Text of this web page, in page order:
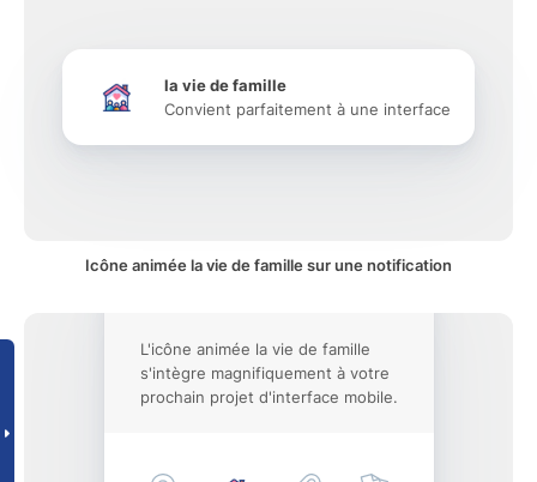
la vie de famille
Convient parfaitement à une interface
Icône animée la vie de famille sur une notification
L'icône animée la vie de famille
s'intègre magnifiquement à votre
prochain projet d'interface mobile.